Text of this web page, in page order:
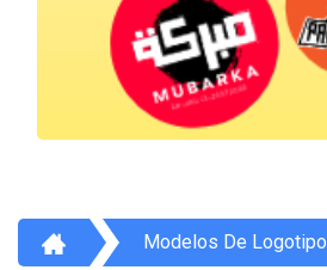
Modelos De Logotipo